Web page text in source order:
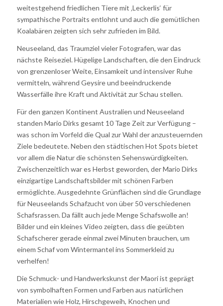
weitestgehend friedlichen Tiere mit ‚Leckerlis‘ für
sympathische Portraits entlohnt und auch die gemütlichen
Koalabären zeigten sich sehr zufrieden im Bild.
Neuseeland, das Traumziel vieler Fotografen, war das
nächste Reiseziel. Hügelige Landschaften, die den Eindruck
von grenzenloser Weite, Einsamkeit und intensiver Ruhe
vermitteln, während Geysire und beeindruckende
Wasserfälle ihre Kraft und Aktivität zur Schau stellen.
Für den ganzen Kontinent Australien und Neuseeland
standen Mario Dirks gesamt 10 Tage Zeit zur Verfügung –
was schon im Vorfeld die Qual zur Wahl der anzusteuernden
Ziele bedeutete. Neben den städtischen Hot Spots bietet
vor allem die Natur die schönsten Sehenswürdigkeiten.
Zwischenzeitlich war es Herbst geworden, der Mario Dirks
einzigartige Landschaftsbilder mit schönen Farben
ermöglichte. Ausgedehnte Grünflächen sind die Grundlage
für Neuseelands Schafzucht von über 50 verschiedenen
Schafsrassen. Da fällt auch jede Menge Schafswolle an!
Bilder und ein kleines Video zeigten, dass die geübten
Schafscherer gerade einmal zwei Minuten brauchen, um
einem Schaf vom Wintermantel ins Sommerkleid zu
verhelfen!
Die Schmuck- und Handwerkskunst der Maori ist geprägt
von symbolhaften Formen und Farben aus natürlichen
Materialien wie Holz, Hirschgeweih, Knochen und